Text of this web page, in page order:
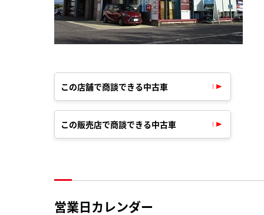
この店舗で商談できる中古車
この販売店で商談できる中古車
営業日カレンダー